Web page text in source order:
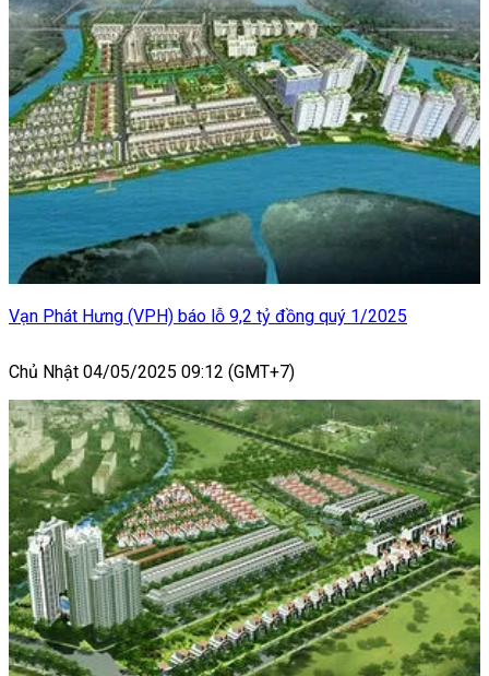
Vạn Phát Hưng (VPH) báo lỗ 9,2 tỷ đồng quý 1/2025
Chủ Nhật 04/05/2025 09:12 (GMT+7)